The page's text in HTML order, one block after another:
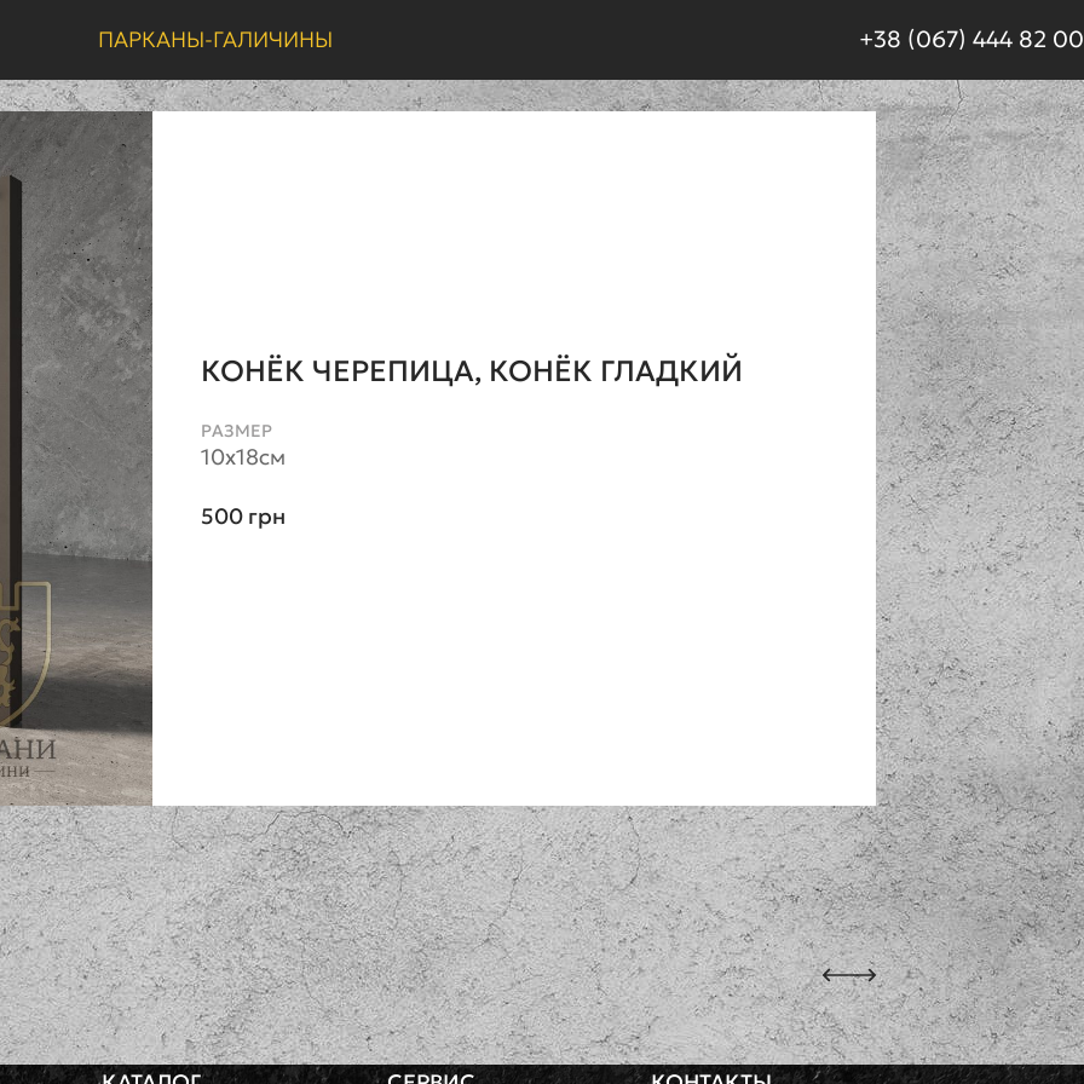
ПАРКАНЫ-ГАЛИЧИНЫ +38 (067) 444 82 00
КОНЁК ЧЕРЕПИЦА, КОНЁК ГЛАДКИЙ
РАЗМЕР
10х18см
500 грн
Спил Элемент мощения Палуба
РАЗМЕР ВЕС
Фундаментная плита
РАЗМЕР
Газонная решетка
РАЗМЕР ТОЛЩИНАВЕС